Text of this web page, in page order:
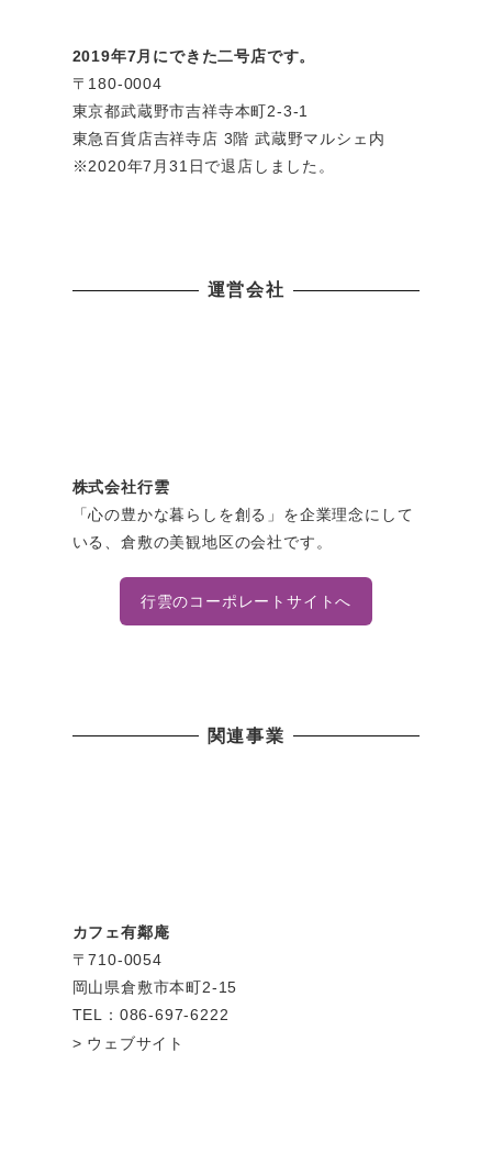
2019年7月にできた二号店です。
〒180-0004
東京都武蔵野市吉祥寺本町2-3-1
東急百貨店吉祥寺店 3階 武蔵野マルシェ内
※2020年7月31日で退店しました。
運営会社
株式会社行雲
「心の豊かな暮らしを創る」を企業理念にして
いる、倉敷の美観地区の会社です。
行雲のコーポレートサイトへ
関連事業
カフェ有鄰庵
〒710-0054
岡山県倉敷市本町2-15
TEL：086-697-6222
ウェブサイト